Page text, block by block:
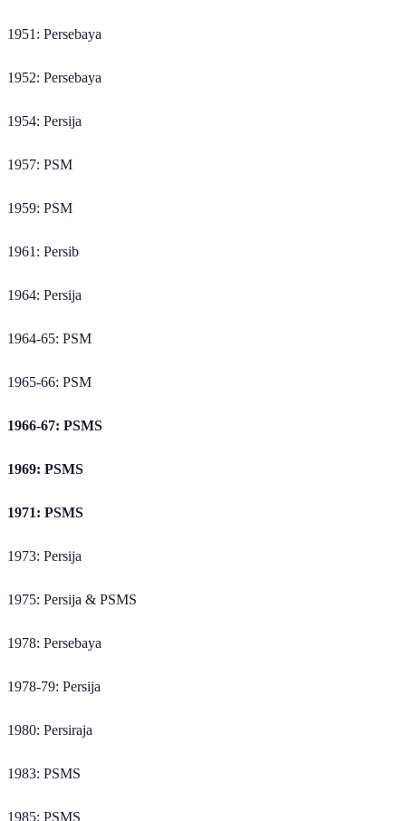
1951: Persebaya
1952: Persebaya
1954: Persija
1957: PSM
1959: PSM
1961: Persib
1964: Persija
1964-65: PSM
1965-66: PSM
1966-67: PSMS
1969: PSMS
1971: PSMS
1973: Persija
1975: Persija & PSMS
1978: Persebaya
1978-79: Persija
1980: Persiraja
1983: PSMS
1985: PSMS